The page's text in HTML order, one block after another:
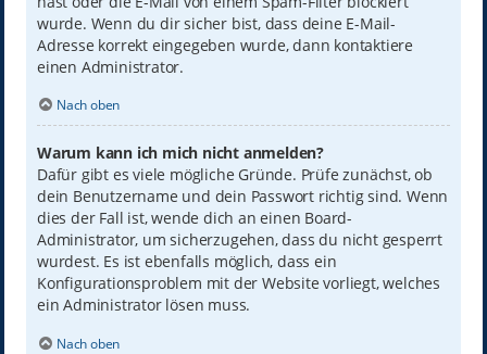
wurde. Wenn du dir sicher bist, dass deine E-Mail-
Adresse korrekt eingegeben wurde, dann kontaktiere
einen Administrator.
Nach oben
Warum kann ich mich nicht anmelden?
Dafür gibt es viele mögliche Gründe. Prüfe zunächst, ob
dein Benutzername und dein Passwort richtig sind. Wenn
dies der Fall ist, wende dich an einen Board-
Administrator, um sicherzugehen, dass du nicht gesperrt
wurdest. Es ist ebenfalls möglich, dass ein
Konfigurationsproblem mit der Website vorliegt, welches
ein Administrator lösen muss.
Nach oben